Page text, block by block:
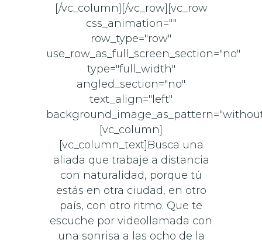
[/vc_column][/vc_row][vc_row
css_animation=""
row_type="row"
use_row_as_full_screen_section="no"
type="full_width"
angled_section="no"
text_align="left"
[vc_column]
[vc_column_text]Busca una
aliada que trabaje a distancia
con naturalidad, porque tú
estás en otra ciudad, en otro
país, con otro ritmo. Que te
escuche por videollamada con
una sonrisa a las ocho de la